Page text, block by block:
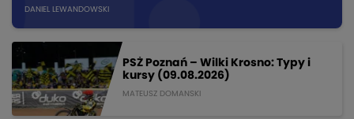
DANIEL LEWANDOWSKI
PSŻ Poznań – Wilki Krosno: Typy i
kursy (09.08.2026)
MATEUSZ DOMANSKI